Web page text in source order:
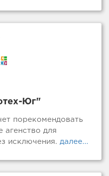
Юг"
порекомендовать
агенство для
исключения. далее...